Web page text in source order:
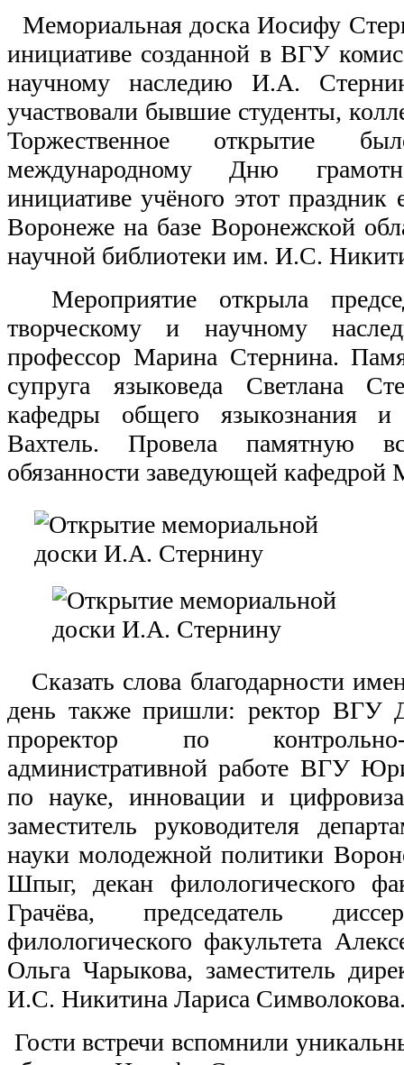
Мемориальная доска Иосифу
инициативе созданной в ВГУ
научному наследию И.А.
участвовали бывшие студенты,
Торжественное открытие
международному Дню
инициативе учёного этот праздник
Воронеже на базе Воронежской
научной библиотеки им. И.С.
Мероприятие открыла
творческому и научному
профессор Марина Стернина.
супруга языковеда Светлана
кафедры общего языкознания и
Вахтель. Провела памятную
обязанности заведующей кафедрой
Сказать слова благодарности
день также пришли: ректор ВГУ
проректор по
административной работе ВГУ
по науке, инновации и
заместитель руководителя
науки молодежной политики
Шпыг, декан филологического
Грачёва, председатель
филологического факультета
Ольга Чарыкова, заместитель
И.С. Никитина Лариса
Гости встречи вспомнили